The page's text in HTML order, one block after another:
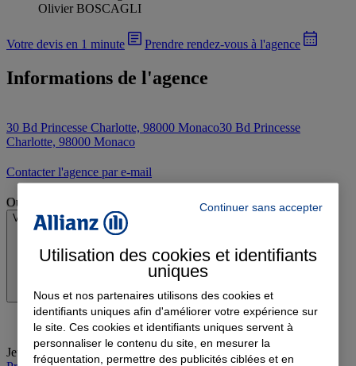
Olivier BOSCAGLI
Votre devis en 1 minute Prendre rendez-vous à l'agence
Informations de l'agence
30 Bd Princesse Charlotte, 98000 Monaco30 Bd Princesse
Charlotte, 98000 Monaco
Contacter l'agence par e-mail
Ouvert
Voir les horaires
Jeudi : 08:30-12:30, 13:30-17:30
Continuer sans accepter
Utilisation des cookies et identifiants
uniques
Nous et nos partenaires utilisons des cookies et
identifiants uniques afin d'améliorer votre expérience sur
le site. Ces cookies et identifiants uniques servent à
personnaliser le contenu du site, en mesurer la
fréquentation, permettre des publicités ciblées et en